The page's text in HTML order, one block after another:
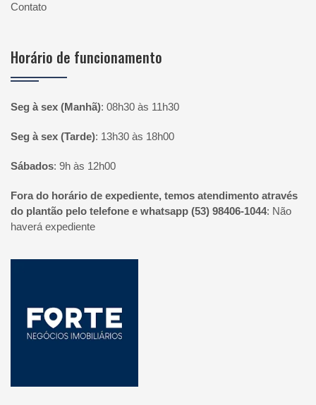
Contato
Horário de funcionamento
Seg à sex (Manhã): 08h30 às 11h30
Seg à sex (Tarde): 13h30 às 18h00
Sábados: 9h às 12h00
Fora do horário de expediente, temos atendimento através
do plantão pelo telefone e whatsapp (53) 98406-1044: Não
haverá expediente